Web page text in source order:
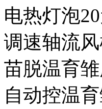
电热灯泡
调速轴流
苗脱温育
自动控温